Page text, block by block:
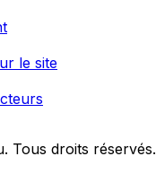
le site
Tous droits réservés.